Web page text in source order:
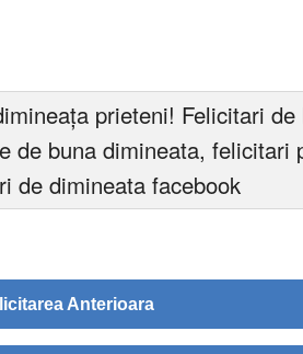
prieteni! Felicitari
de buna dimineata,
de dimineata facebook
Anterioara